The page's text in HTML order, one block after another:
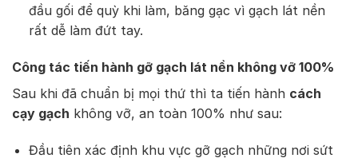
đầu gối để quỳ khi làm, băng gạc vì gạch lát nền
rất dễ làm đứt tay.
Công tác tiến hành gỡ gạch lát nền không vỡ 100%
Sau khi đã chuẩn bị mọi thứ thì ta tiến hành cách
cạy gạch không vỡ, an toàn 100% như sau:
Đầu tiên xác định khu vực gỡ gạch những nơi sứt